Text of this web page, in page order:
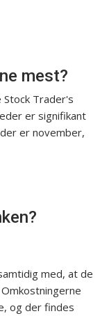
mest?
Trader's
er signifikant
er november,
med, at de
og der findes